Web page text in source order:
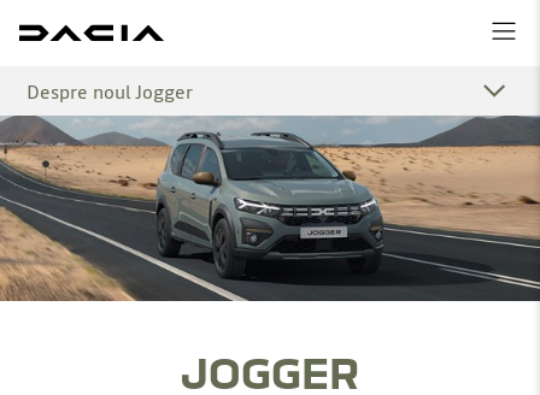
Despre noul Jogger
JOGGER